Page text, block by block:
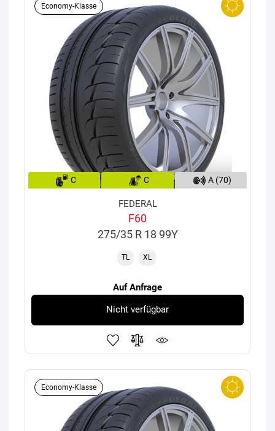
Economy-Klasse
C C A (70)
FEDERAL
F60
275/35 R 18 99Y
TL XL
Auf Anfrage
Nicht verfügbar
Economy-Klasse